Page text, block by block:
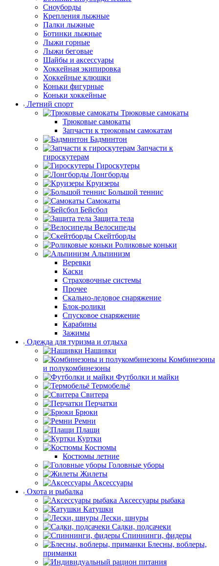
Сноуборды
Крепления лыжные
Палки лыжные
Ботинки лыжные
Лыжи горные
Лыжи беговые
Шайбы и аксессуары
Хоккейная экипировка
Хоккейные клюшки
Коньки фигурные
Коньки хоккейные
Летний спорт
Трюковые самокаты
Трюковые самокаты
Запчасти к трюковым самокатам
Бадминтон
Запчасти к
гироскутерам
Гироскутеры
Лонгборды
Круизеры
Большой теннис
Самокаты
Бейсбол
Защита тела
Велосипеды
Скейтборды
Роликовые коньки
Альпинизм
Веревки
Каски
Страховочные системы
Прочее
Скально-ледовое снаряжение
Блок-ролики
Спусковое снаряжение
Карабины
Зажимы
Одежда для туризма и отдыха
Нашивки
Комбинезоны
и полукомбинезоны
Футболки и майки
Термобельё
Свитера
Перчатки
Брюки
Ремни
Плащи
Куртки
Костюмы
Костюмы летние
Головные уборы
Жилеты
Аксессуары
Охота и рыбалка
Аксессуары рыбака
Катушки
Лески, шнуры
Садки, подсачеки
Спиннинги, фидеры
Блесны, воблеры,
приманки